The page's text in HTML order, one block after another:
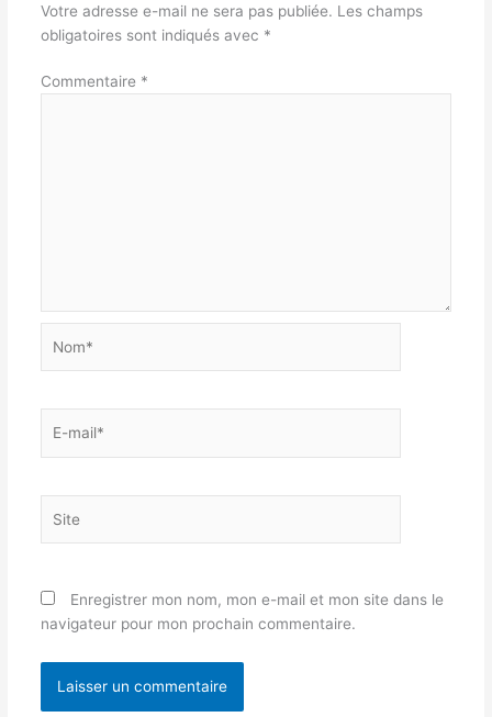
Votre adresse e-mail ne sera pas publiée. Les champs
obligatoires sont indiqués avec *
Commentaire *
mail*
Enregistrer mon nom, mon e-mail et mon site dans le
navigateur pour mon prochain commentaire.